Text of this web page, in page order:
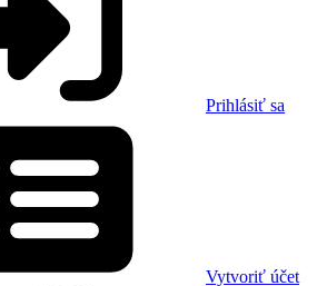
Prihlásiť sa
Vytvoriť účet